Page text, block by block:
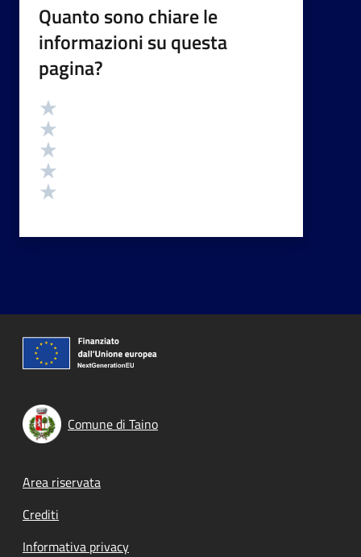
Quanto sono chiare le
informazioni su questa
pagina?
Valutazione
Comune di Taino
Footer menu
Area riservata
Crediti
Informativa privacy